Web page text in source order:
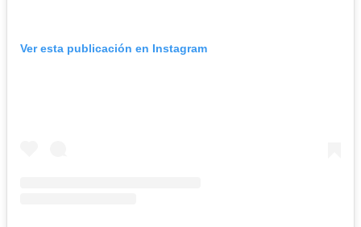
Ver esta publicación en Instagram